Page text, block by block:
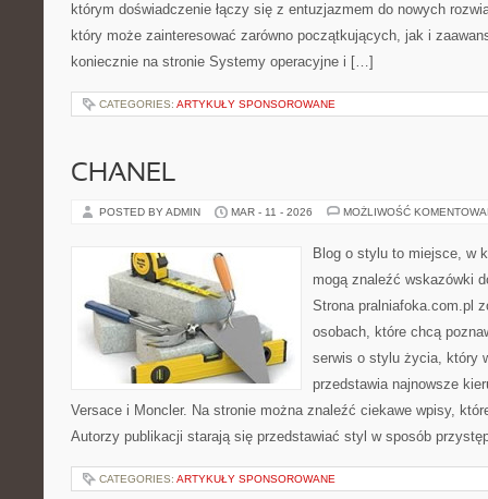
którym doświadczenie łączy się z entuzjazmem do nowych
który może zainteresować zarówno początkujących, jak i
koniecznie na stronie Systemy operacyjne i […]
CATEGORIES: ARTYKUŁY SPONSOROWANE
CHANEL
POSTED BY ADMIN MAR - 11 - 2026 MOŻLIWOŚĆ
Blog o stylu to miejsce, w
mogą znaleźć wskazówki
Strona pralniafoka.com.pl
osobach, które chcą
serwis o stylu życia, który
przedstawia najnowsze
Versace i Moncler. Na stronie można znaleźć ciekawe wpisy,
Autorzy publikacji starają się przedstawiać styl w sposób
CATEGORIES: ARTYKUŁY SPONSOROWANE